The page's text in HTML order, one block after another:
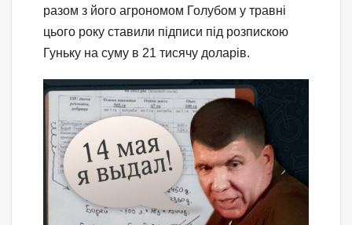
разом з його агрономом Голубом у травні
цього року ставили підписи під розпискою
Гуньку на суму в 21 тисячу доларів.